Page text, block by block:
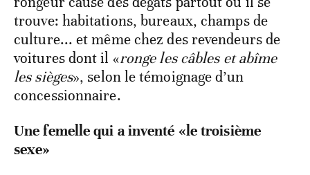
trouve: habitations, bureaux, champs de
culture... et même chez des revendeurs de
voitures dont il «ronge les câbles et abîme
les sièges», selon le témoignage d’un
concessionnaire.
Une femelle qui a inventé «le troisième
sexe»